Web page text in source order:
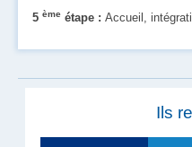
5 ème étape : Accueil,
Ils